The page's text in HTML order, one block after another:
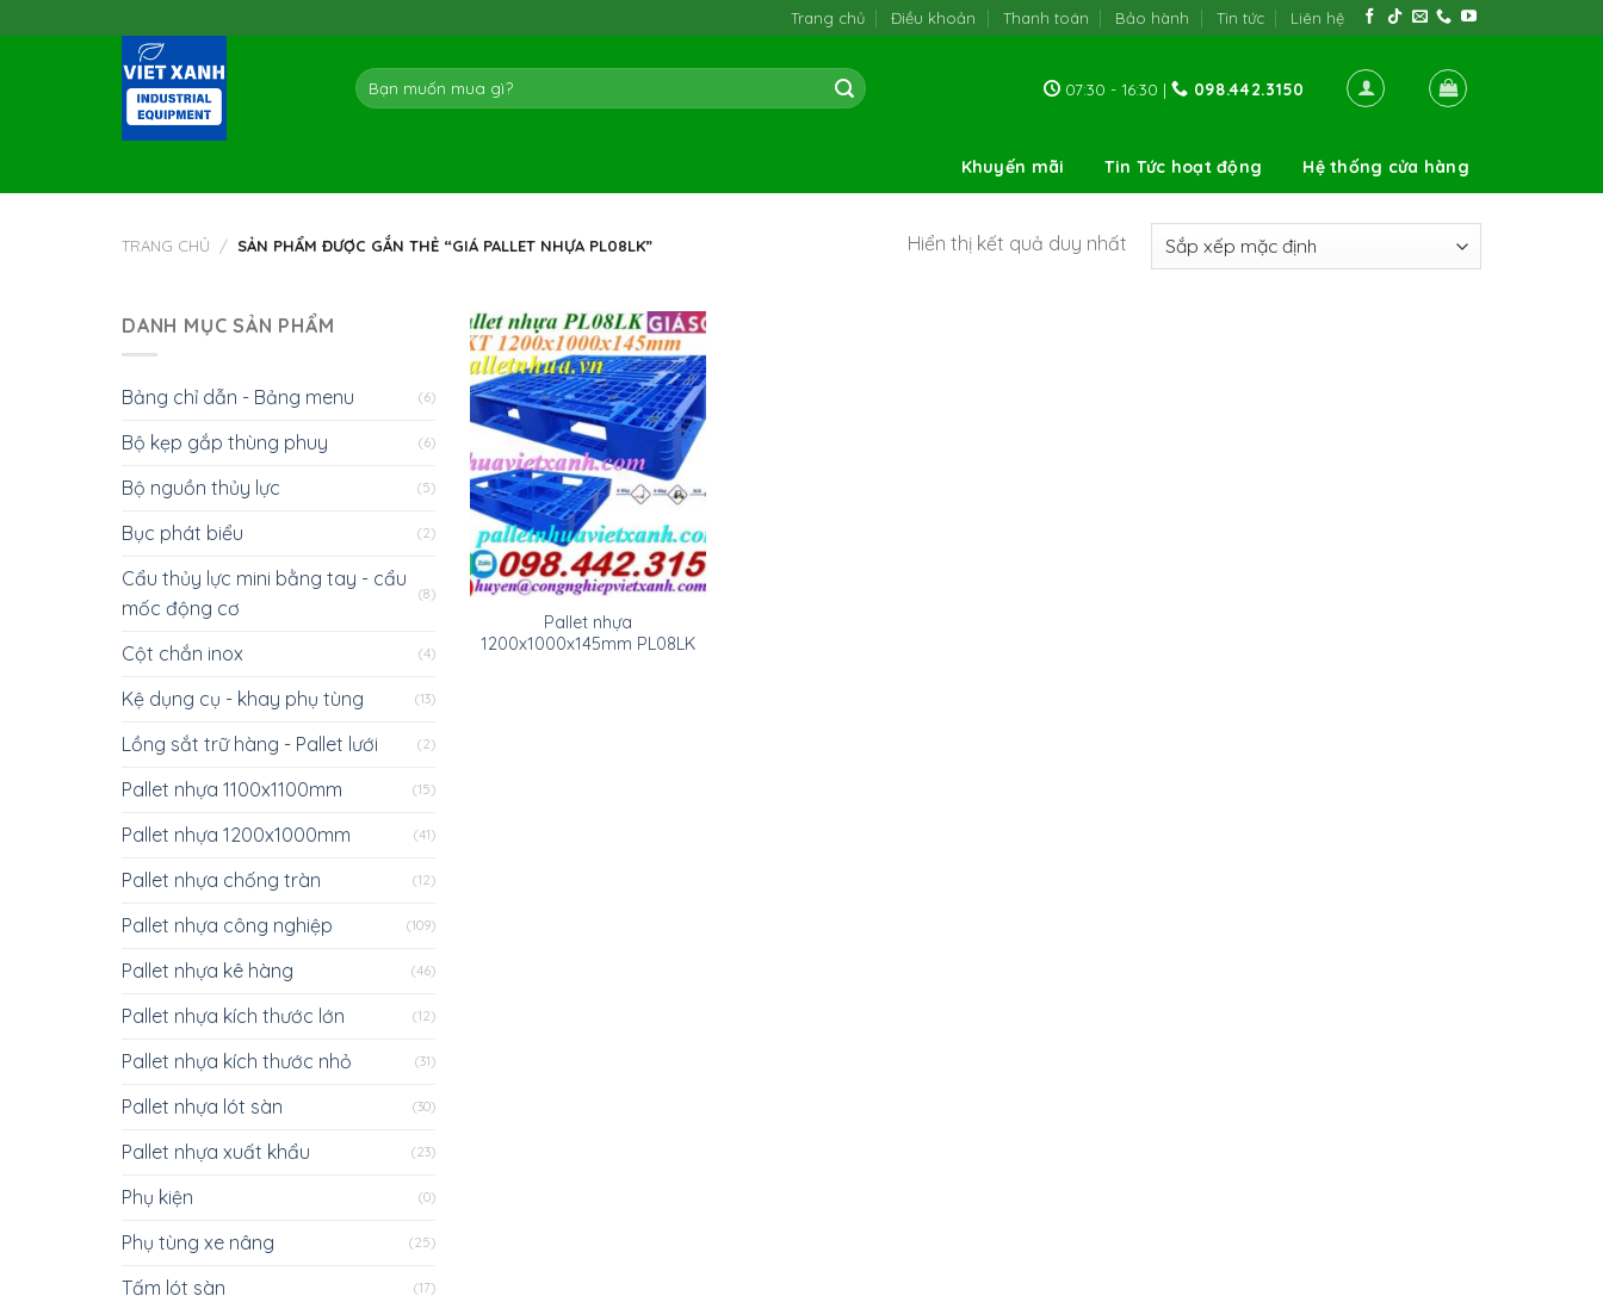
to
Trang chủ Điều khoản Thanh toán Bảo hành Tin tức Liên hệ
Tìm
kiếm:
07:30 - 16:30 | 098.442.3150
Khuyến mãi Tin Tức hoạt động Hệ thống cửa hàng
TRANG CHỦ / SẢN PHẨM ĐƯỢC GẮN THẺ “GIÁ PALLET NHỰA PL08LK” Hiển thị kết quả duy nhất
DANH MỤC SẢN PHẨM
Bảng chỉ dẫn - Bảng menu (6)
Bộ kẹp gắp thùng phuy (6)
Bộ nguồn thủy lực (5)
Bục phát biểu (2)
Cẩu thủy lực mini bằng tay - cẩu
mốc động cơ
(8)
Cột chắn inox (4)
Kệ dụng cụ - khay phụ tùng (13)
Lồng sắt trữ hàng - Pallet lưới (2)
Pallet nhựa 1100x1100mm (15)
Pallet nhựa 1200x1000mm (41)
Pallet nhựa chống tràn (12)
Pallet nhựa công nghiệp (109)
Pallet nhựa kê hàng (46)
Pallet nhựa kích thước lớn (12)
Pallet nhựa kích thước nhỏ (31)
Pallet nhựa lót sàn (30)
Pallet nhựa xuất khẩu (23)
Phụ kiện (0)
Phụ tùng xe nâng (25)
Tấm lót sàn (17)
Pallet nhựa
1200x1000x145mm PL08LK